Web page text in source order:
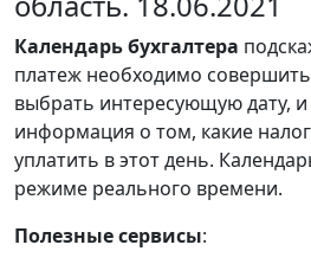
Календарьбухгалтера
платеж необходимо
выбрать интересующую дату, и
информация о том, какие
уплатить в этот день.
режиме реального времени.
Полезные сервисы: